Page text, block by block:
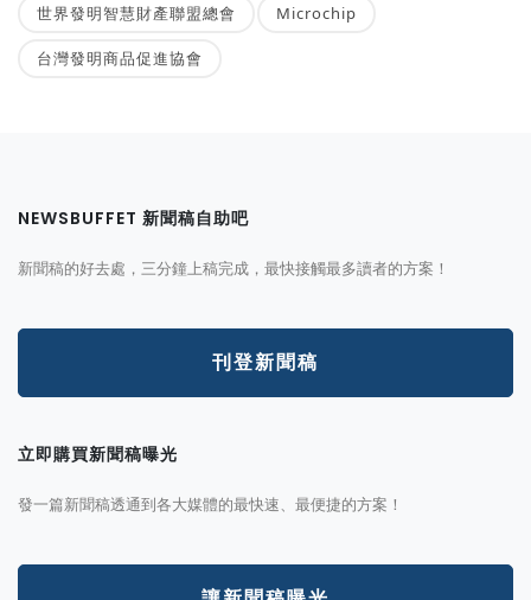
世界發明智慧財產聯盟總會 Microchip
台灣發明商品促進協會
NEWSBUFFET 新聞稿自助吧
新聞稿的好去處，三分鐘上稿完成，最快接觸最多讀者的方案！
刊登新聞稿
立即購買新聞稿曝光
發一篇新聞稿透通到各大媒體的最快速、最便捷的方案！